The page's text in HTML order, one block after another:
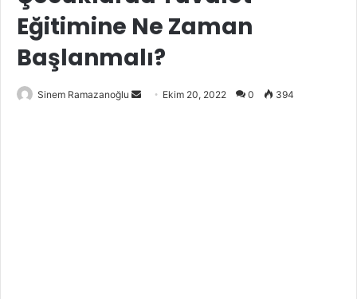
Eğitimine Ne Zaman
Başlanmalı?
Sinem Ramazanoğlu
Bir
Ekim 20, 2022 0 394